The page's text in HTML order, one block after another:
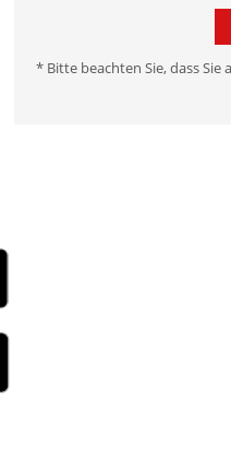
* Bitte beachten Sie, dass